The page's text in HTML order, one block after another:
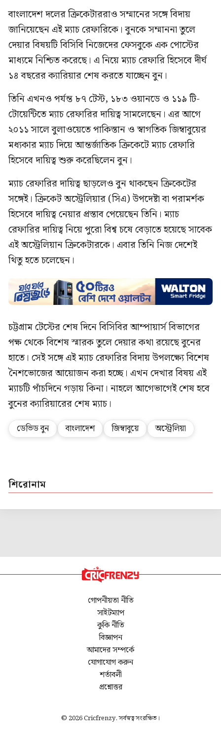
বাংলাদেশ দলের ক্রিকেটাররাও সম্মানের সঙ্গে বিদায়
জানিয়েছেন এই ম্যাচ রেফারিকে। বুনকে সম্মাননা তুলে
দেয়ার বিষয়টি বিসিবি নিজেদের ফেসবুকে এক পোস্টের
মাধ্যমে নিশ্চিত করেছে। এ নিয়ে ম্যাচ রেফারি হিসেবে দীর্ঘ
১৪ বছরের ক্যারিয়ার শেষ করতে যাচ্ছেন বুন।
তিনি এখনও পর্যন্ত ৮৭ টেস্ট, ১৮৩ ওয়ানডে ও ১১৯ টি-
টোয়েন্টিতে ম্যাচ রেফারির দায়িত্ব সামলেছেন। এর আগে
২০১১ সালে বুলাওয়েতে পাকিস্তান ও স্বাগতিক জিম্বাবুয়ের
মধ্যকার ম্যাচ দিয়ে আন্তর্জাতিক ক্রিকেটে ম্যাচ রেফারি
হিসেবে দায়িত্ব শুরু করেছিলেন বুন।
ম্যাচ রেফারির দায়িত্ব ছাড়লেও বুন থাকছেন ক্রিকেটের
সঙ্গেই। ক্রিকেট অস্ট্রেলিয়ার (সিএ) উপদেষ্টা বা পরামর্শক
হিসেবে দায়িত্ব নেয়ার প্রস্তাব পেয়েছেন তিনি। ম্যাচ
রেফারির দায়িত্ব নিয়ে পুরো বিশ্ব চষে বেড়াতে হয়েছে সাবেক
এই অস্ট্রেলিয়ান ক্রিকেটারকে। এবার তিনি নিজ দেশেই
থিতু হতে চলেছেন।
চট্টগ্রাম টেস্টের শেষ দিনে বিসিবির আম্পায়ার্স বিভাগের
পক্ষ থেকে বিশেষ স্মারক তুলে দেয়ার কথা রয়েছে বুনের
হাতে। সেই সঙ্গে এই ম্যাচ রেফারির বিদায় উপলক্ষ্যে বিশেষ
নৈশভোজের আয়োজন করা হচ্ছে। এখন দেখার বিষয় এই
ম্যাচটি পাঁচদিনে গড়ায় কিনা। নাহলে আগেভাগেই শেষ হবে
বুনের ক্যারিয়ারের শেষ ম্যাচ।
ডেভিড বুন বাংলাদেশ জিম্বাবুয়ে অস্ট্রেলিয়া
শিরোনাম
গোপনীয়তা নীতি
সাইটম্যাপ
কুকি নীতি
বিজ্ঞাপন
আমাদের সম্পর্কে
যোগাযোগ করুন
শর্তাবলী
প্রশ্নোত্তর
© 2026 Cricfrenzy. সর্বস্বত্ব সংরক্ষিত।